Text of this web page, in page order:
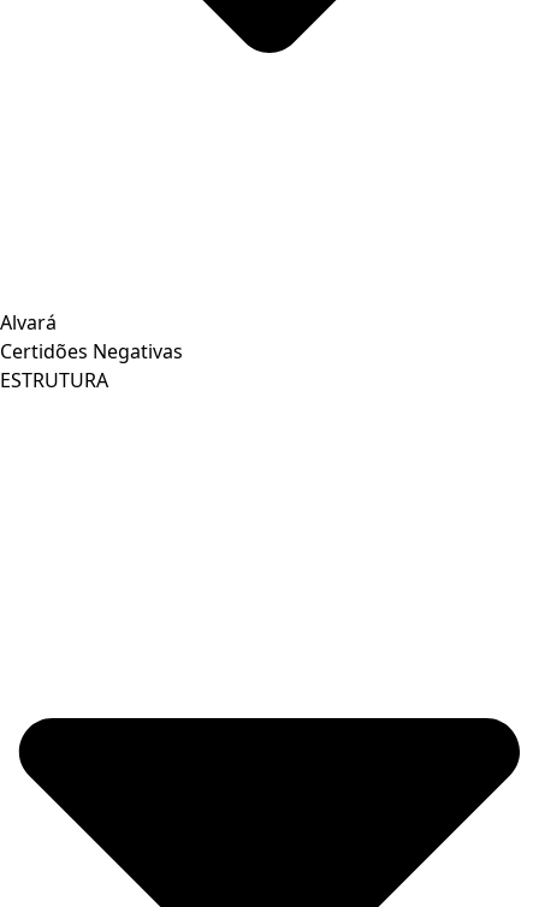
Alvará
Certidões Negativas
ESTRUTURA